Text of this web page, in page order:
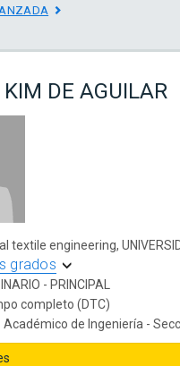
KIM DE AGUILAR
textile engineering,
grados
- PRINCIPAL
completo (DTC)
de Ingeniería -